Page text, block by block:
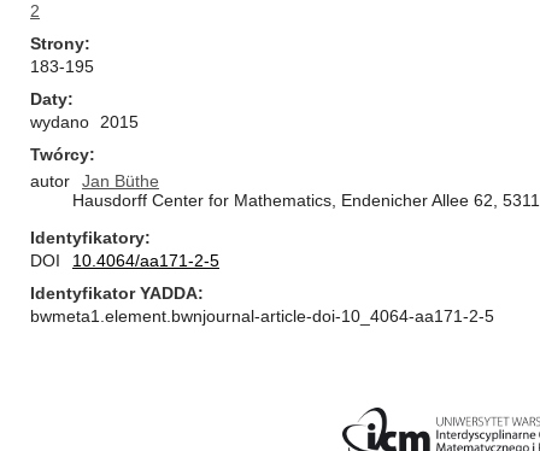
2
Strony
183-195
Daty
wydano
2015
Twórcy
autor
Jan Büthe
Hausdorff Center for Mathematics, Endenicher Allee 62,
Identyfikatory
DOI
10.4064/aa171-2-5
Identyfikator YADDA
bwmeta1.element.bwnjournal-article-doi-10_4064-aa171-2-5